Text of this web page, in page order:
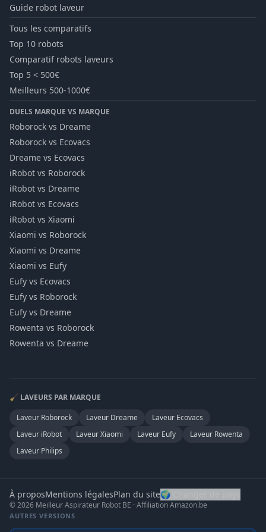
Guide robot laveur
Tous les comparatifs
Top 10 robots
Comparatif robots laveurs
Top 5 < 500€
Meilleurs 500-1000€
DUELS MARQUE VS MARQUE
Roborock vs Dreame
Roborock vs Ecovacs
Dreame vs Ecovacs
iRobot vs Roborock
iRobot vs Dreame
iRobot vs Ecovacs
iRobot vs Xiaomi
Xiaomi vs Roborock
Xiaomi vs Dreame
Xiaomi vs Eufy
Eufy vs Ecovacs
Eufy vs Roborock
Eufy vs Dreame
Rowenta vs Roborock
Rowenta vs Dreame
🧹 LAVEURS PAR MARQUE
Laveur Roborock Laveur Dreame Laveur Ecovacs
Laveur iRobot LaveurXiaomi Laveur Eufy Laveur Rowenta
Laveur Philips
À proposMentions légalesPlan du site🌍 Changer de pays
© 2026 Meilleur Aspirateur Robot BE · Affiliation Amazon.be
AUTRES VERSIONS